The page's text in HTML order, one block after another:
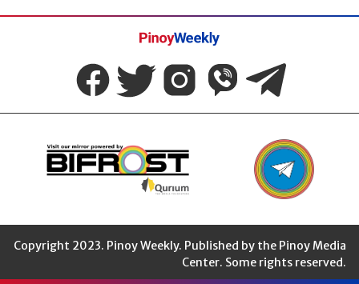
Pinoy
Weekly
Copyright 2023. Pinoy Weekly. Published by the Pinoy Media
Center. Some rights reserved.